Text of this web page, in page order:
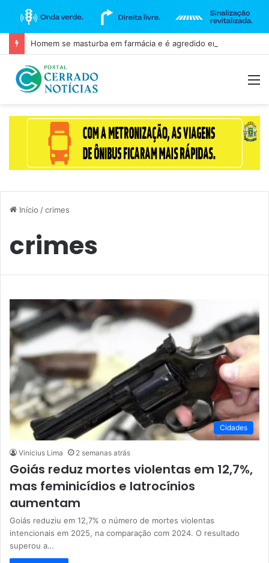
Início /crimes
crimes
Cidades
Vinicius Lima 2 semanas atrás
Goiás reduz mortes violentas em 12,7%,
mas feminicídios e latrocínios
aumentam
Goiás reduziu em 12,7% o número de mortes violentas
intencionais em 2025, na comparação com 2024. O resultado
superou a…